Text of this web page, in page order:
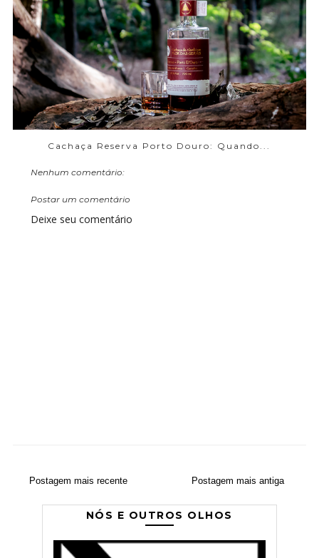
Cachaça Reserva Porto Douro: Quando...
Nenhum comentário:
Postar um comentário
Deixe seu comentário
Postagem mais recente Postagem mais antiga
NÓS E OUTROS OLHOS